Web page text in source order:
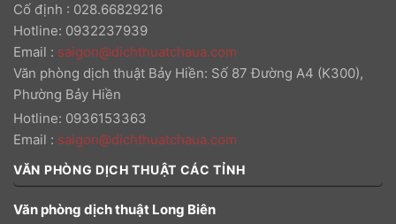
Cố định : 028.66829216
Hotline: 0932237939
Email : saigon@dichthuatchaua.com
Văn phòng dịch thuật Bảy Hiền: Số 87 Đường A4 (K300),
Phường Bảy Hiền
Hotline: 0936153363
Email : saigon@dichthuatchaua.com
VĂN PHÒNG DỊCH THUẬT CÁC TỈNH
Văn phòng dịch thuật Long Biên